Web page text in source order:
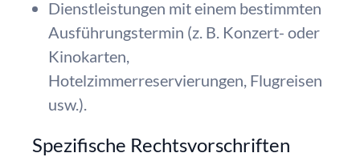
Dienstleistungen mit einem bestimmten
Ausführungstermin (z. B. Konzert- oder
Kinokarten,
Hotelzimmerreservierungen, Flugreisen
usw.).
Spezifische Rechtsvorschriften